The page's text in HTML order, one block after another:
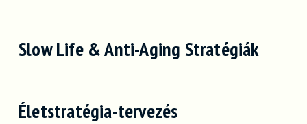
Slow Life & Anti-Aging Stratégiák
Életstratégia-tervezés